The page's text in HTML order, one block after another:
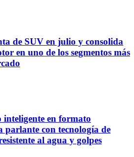
de SUV en julio y consolida
en uno de los segmentos más
en formato
parlante con tecnología de
al agua y golpes